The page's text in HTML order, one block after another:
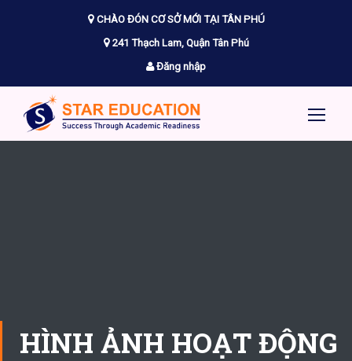
CHÀO ĐÓN CƠ SỞ MỚI TẠI TÂN PHÚ
241 Thạch Lam, Quận Tân Phú
Đăng nhập
HÌNH ẢNH HOẠT ĐỘNG